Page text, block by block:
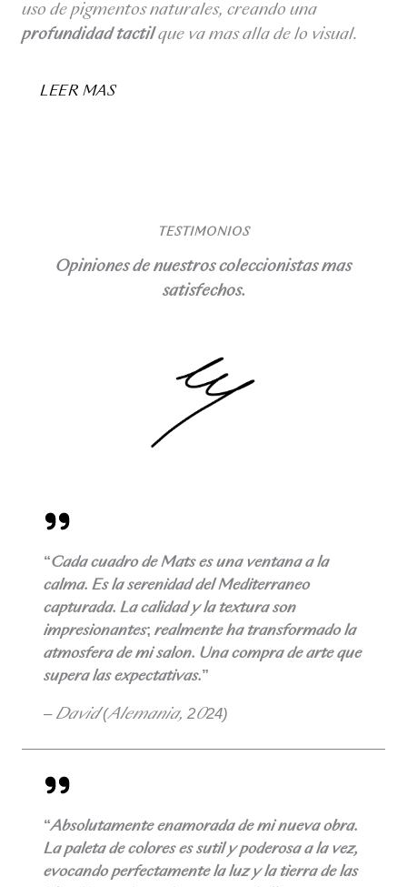
uso de pigmentos naturales, creando una
profundidad táctilque va más allá de lo visual.
LEER MÁS
TESTIMONIOS
Opiniones de nuestros coleccionistas más
satisfechos.
“Cada cuadro de Mats es una ventana a la
calma. Es la serenidad del Mediterráneo
capturada. La calidad y la textura son
impresionantes; realmente ha transformado la
atmósfera de mi salón. Una compra de arte que
supera las expectativas.”
– David (Alemania, 2024)
“Absolutamente enamorada de mi nueva obra.
La paleta de colores es sutil y poderosa a la vez,
evocando perfectamente la luz y la tierra de las